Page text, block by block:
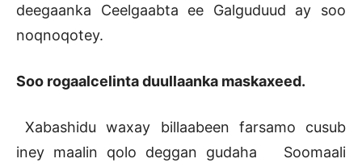
deegaanka Ceelgaabta ee Galguduud ay soo
noqnoqotey.
Soo rogaalcelinta duullaanka maskaxeed.
Xabashidu waxay billaabeen farsamo cusub
iney maalin qolo deggan gudaha Soomaali